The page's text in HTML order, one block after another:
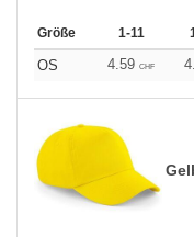
Größe 1-11
OS 4.59 CHF